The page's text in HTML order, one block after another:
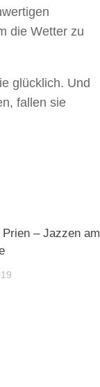
die Wetter zu
glücklich. Und
fallen sie
Prien – Jazzen am